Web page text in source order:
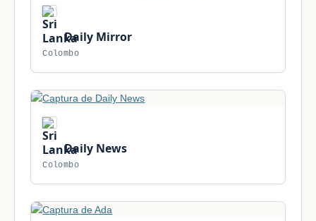
Daily Mirror
Colombo
Daily News
Colombo